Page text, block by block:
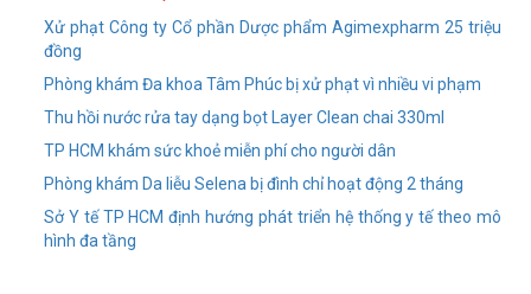
Xử phạt Công ty Cổ phần Dược phẩm Agimexpharm 25 triệu
đồng
Phòng khám Đa khoa Tâm Phúc bị xử phạt vì nhiều vi phạm
Thu hồi nước rửa tay dạng bọt Layer Clean chai 330ml
TP HCM khám sức khoẻ miễn phí cho người dân
Phòng khám Da liễu Selena bị đình chỉ hoạt động 2 tháng
Sở Y tế TP HCM định hướng phát triển hệ thống y tế theo mô
hình đa tầng